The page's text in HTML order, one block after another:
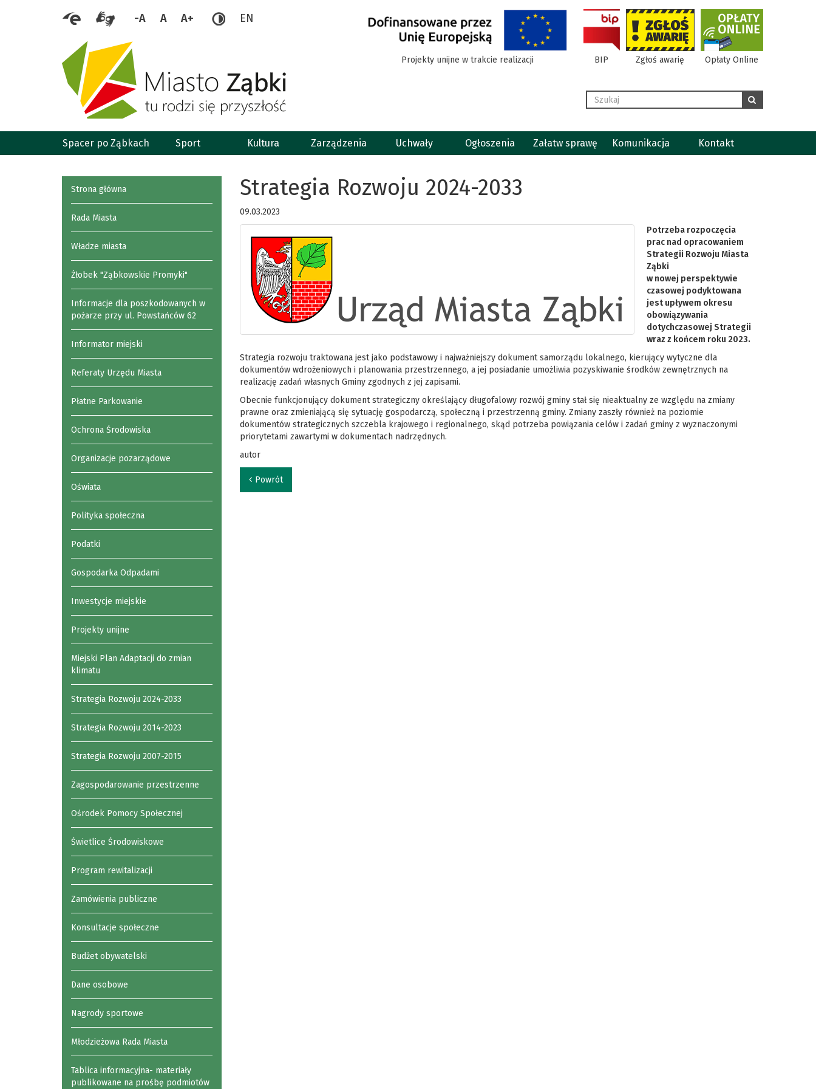
-A A A+ EN
Projekty unijne w trakcie realizacji BIP Zgłoś awarię Opłaty Online
Wyszukaj szukaj
Spacer po Ząbkach Sport Kultura Zarządzenia Uchwały Ogłoszenia Załatw sprawę Komunikacja Kontakt
Strona główna
Rada Miasta
Władze miasta
Żłobek "Ząbkowskie Promyki"
Informacje dla poszkodowanych w
pożarze przy ul. Powstańców 62
Informator miejski
Referaty Urzędu Miasta
Płatne Parkowanie
Ochrona Środowiska
Organizacje pozarządowe
Oświata
Polityka społeczna
Podatki
Gospodarka Odpadami
Inwestycje miejskie
Projekty unijne
Miejski Plan Adaptacji do zmian
klimatu
Strategia Rozwoju 2024-2033
Strategia Rozwoju 2014-2023
Strategia Rozwoju 2007-2015
Zagospodarowanie przestrzenne
Ośrodek Pomocy Społecznej
Świetlice Środowiskowe
Program rewitalizacji
Zamówienia publiczne
Konsultacje społeczne
Budżet obywatelski
Dane osobowe
Nagrody sportowe
Młodzieżowa Rada Miasta
Tablica informacyjna- materiały
publikowane na prośbę podmiotów
Strategia Rozwoju 2024-2033
09.03.2023
Potrzeba rozpoczęcia
prac nad opracowaniem
Strategii Rozwoju Miasta
Ząbki
w nowej perspektywie
czasowej podyktowana
jest upływem okresu
obowiązywania
dotychczasowej Strategii
wraz z końcem roku 2023.
Strategia rozwoju traktowana jest jako podstawowy i najważniejszy dokument samorządu lokalnego, kierujący wytyczne dla
dokumentów wdrożeniowych i planowania przestrzennego, a jej posiadanie umożliwia pozyskiwanie środków zewnętrznych na
realizację zadań własnych Gminy zgodnych z jej zapisami.
Obecnie funkcjonujący dokument strategiczny określający długofalowy rozwój gminy stał się nieaktualny ze względu na zmiany
prawne oraz zmieniającą się sytuację gospodarczą, społeczną i przestrzenną gminy. Zmiany zaszły również na poziomie
dokumentów strategicznych szczebla krajowego i regionalnego, skąd potrzeba powiązania celów i zadań gminy z wyznaczonymi
priorytetami zawartymi w dokumentach nadrzędnych.
autor
Powrót